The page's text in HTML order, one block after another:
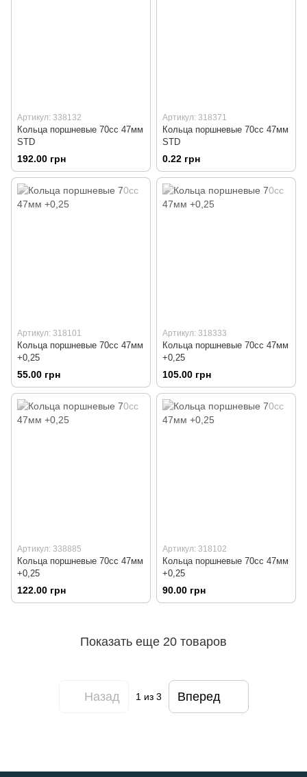
Артикул: 338132
Кольца поршневые 70сс 47мм
STD
192.00 грн
Артикул: 318371
Кольца поршневые 70сс 47мм
STD
0.22 грн
Артикул: 318101
Кольца поршневые 70сс 47мм
+0,25
55.00 грн
Артикул: 318333
Кольца поршневые 70сс 47мм
+0,25
105.00 грн
Артикул: 338885
Кольца поршневые 70сс 47мм
+0,25
122.00 грн
Артикул: 318102
Кольца поршневые 70сс 47мм
+0,25
90.00 грн
Показать еще 20 товаров
Назад 1из 3 Вперед